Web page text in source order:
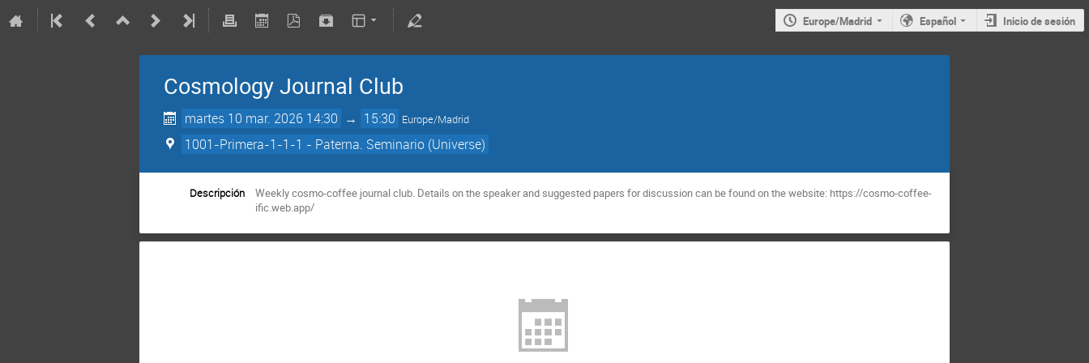
Europe/Madrid Español Inicio de sesión
Cosmology Journal Club
martes 10 mar. 2026 14:30 → 15:30 Europe/Madrid
1001-Primera-1-1-1 - Paterna. Seminario (Universe)
Descripción
Weekly cosmo-coffee journal club. Details on the speaker and suggested papers for discussion can be found on the website: https://cosmo-coffee-
ific.web.app/